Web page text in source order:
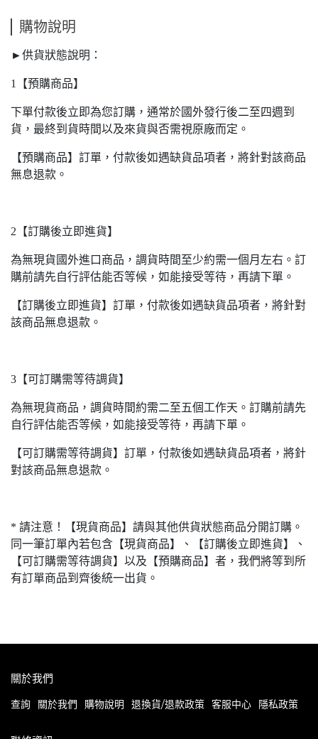
購物說明
►供貨狀態說明：
1【預購商品】
下單付款後立即為您訂購，通常於國外發行後二至四週到
貨，最終到貨時間以及來貨與否需視原廠而定。
【預購商品】訂單，付款後如遇缺貨品項者，將針對該商品
無息退款。
2【訂購後立即進貨】
為無現貨國外進口商品，調貨時間至少約需一個月左右。訂
購前請先自行評估能否等候，如能接受等待，再請下單。
【訂購後立即進貨】訂單，付款後如遇缺貨品項者，將針對
該商品無息退款。
3【可訂購需等待調貨】
為無現貨商品，調貨時間約需二至五個工作天。訂購前請先
自行評估能否等候，如能接受等待，再請下單。
【可訂購需等待調貨】訂單，付款後如遇缺貨品項者，將針
對該商品無息退款。
* 請注意！【現貨商品】請與其他供貨狀態商品分開訂購。
同一筆訂單內若包含【現貨商品】、【訂購後立即進貨】、
【可訂購需等待調貨】以及【預購商品】者，我們將等到所
有訂單商品到齊後統一出貨。
關於我們
查詢 關於我們 購物說明 退換貨/退款政策 客服中心 隱私政策